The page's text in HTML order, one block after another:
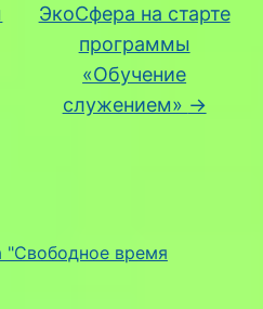
"Свободное время
ЭкоСфера на старте
программы
«Обучение
служением» →